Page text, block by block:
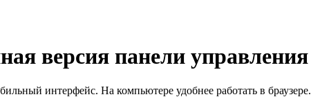
версия панели управления
интерфейс. На компьютере удобнее работать в браузере.